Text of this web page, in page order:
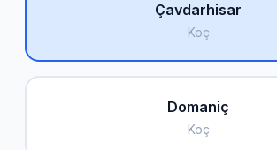
Çavdarhisar
Koç
Domaniç
Koç